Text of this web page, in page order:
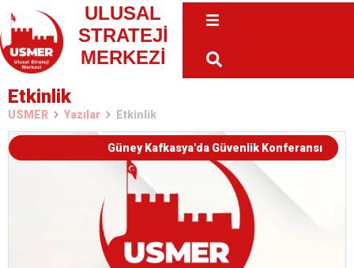
ULUSAL
STRATEJİ
MERKEZİ
Etkinlik
USMER Yazılar Etkinlik
Güney Kafkasya'da Güvenlik Konferansı